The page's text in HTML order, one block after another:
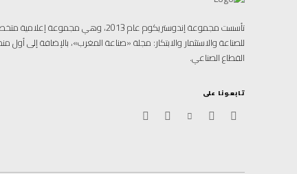
تأسست مجموعة إندوستريكوم عام 2013، وهي
للصناعة والاستثمار والابتكار: مجلة «صناعة المغرب»، بالإضافة إلى
القطاع الصناعي.
تابعونا على